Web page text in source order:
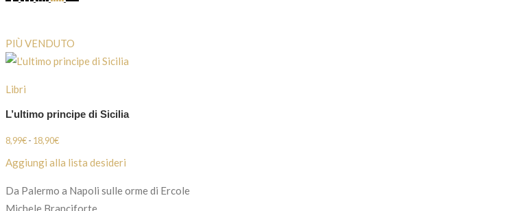
PIÙ VENDUTO
Libri
L’ultimo principe di Sicilia
8,99€- 18,90€Fascia
di
da
Aggiungi alla lista desideri
Da Palermo a Napoli sulle orme di Ercole
Michele Branciforte